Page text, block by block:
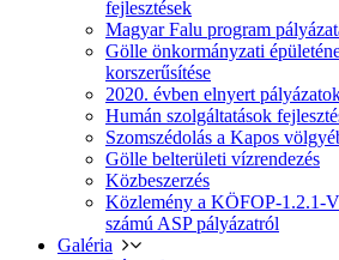
fejlesztések
Magyar Falu program
Gölle önkormányzati
korszerűsítése
2020. évben elnyert
Humán szolgáltatások
Szomszédolás a Kapos
Gölle belterületi vízrendezés
Közbeszerzés
Közlemény a KÖFOP-1.2.1-
számú ASP pályázatról
Galéria